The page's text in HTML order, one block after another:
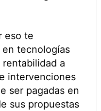
eso te
tecnologías
a
intervenciones
ser pagadas en
sus propuestas